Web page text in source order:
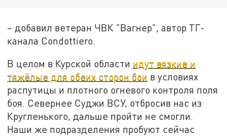
– добавил ветеран ЧВК "Вагнер", автор ТГ-
канала Condottiero.
В целом в Курской области идут вязкие и
тяжёлые для обеих сторон бои в условиях
распутицы и плотного огневого контроля поля
боя. Севернее Суджи ВСУ, отбросив нас из
Кругленького, дальше пройти не смогли.
Наши же подразделения пробуют сейчас